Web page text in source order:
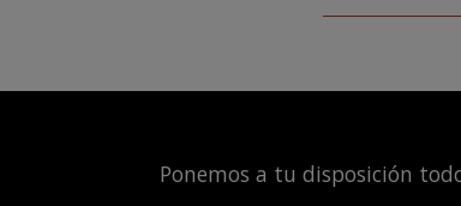
Ponemos a tu disposición